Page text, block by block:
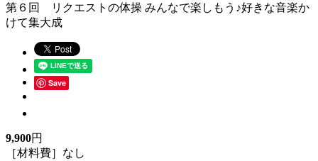
第６回 リクエストの体操 みんなで楽しもう♪好きな音楽か
けて集大成
Save
9,900円
［材料費］なし